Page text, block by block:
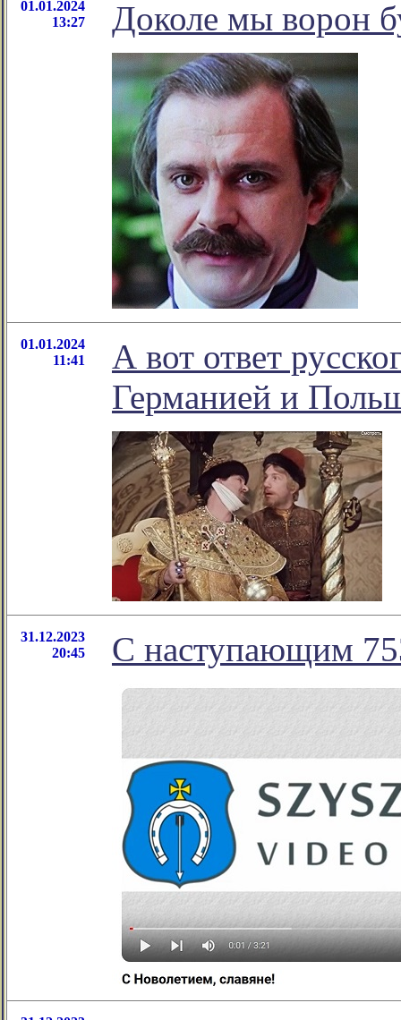
01.01.2024
13:27
Доколе мы ворон
01.01.2024
11:41
А вот ответ
Германией и
31.12.2023
20:45
С наступающим